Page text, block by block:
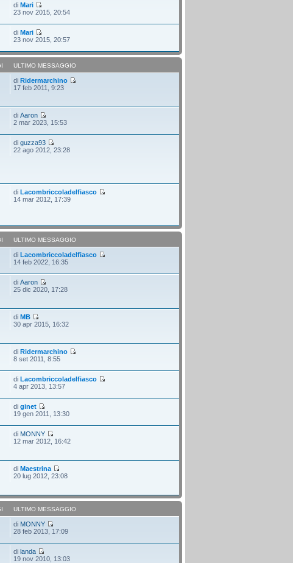
diMari
23 nov 2015, 20:54
diMari
23 nov 2015, 20:57
ULTIMO MESSAGGIO
diRidermarchino
17 feb 2011, 9:23
diAaron
2 mar 2023, 15:53
diguzza93
22 ago 2012, 23:28
diLacombriccoladelfiasco
14 mar 2012, 17:39
ULTIMO MESSAGGIO
diLacombriccoladelfiasco
14 feb 2022, 16:35
diAaron
25 dic 2020, 17:28
diMB
30 apr 2015, 16:32
diRidermarchino
8 set 2011, 8:55
diLacombriccoladelfiasco
4 apr 2013, 13:57
diginet
19 gen 2011, 13:30
di MONNY
12 mar 2012, 16:42
diMaestrina
20 lug 2012, 23:08
ULTIMO MESSAGGIO
di MONNY
28 feb 2013, 17:09
dilanda
19 nov 2010, 13:03